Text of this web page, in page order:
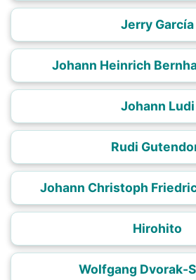
Jerry García
Johann Heinrich
Johann Ludi
Rudi
Johann Christoph
Hirohito
Wolfgang Dvorak-